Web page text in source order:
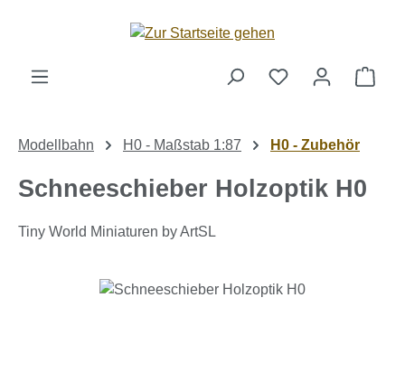
Zum Hauptinhalt springen
Modellbahn H0 - Maßstab 1:87 H0 - Zubehör
Schneeschieber Holzoptik H0
Tiny World Miniaturen by ArtSL
Bildergalerie überspringen